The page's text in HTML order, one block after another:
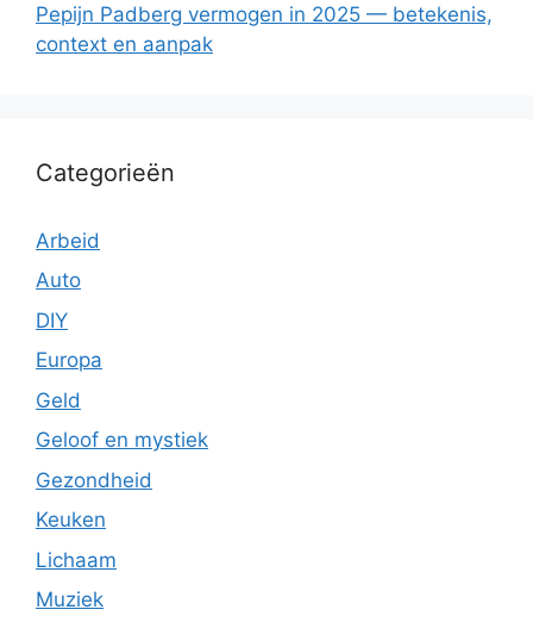
Pepijn Padberg vermogen in 2025 — betekenis,
context en aanpak
Categorieën
Arbeid
Auto
DIY
Europa
Geld
Geloof en mystiek
Gezondheid
Keuken
Lichaam
Muziek